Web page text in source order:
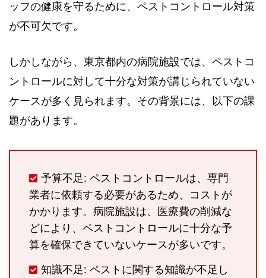
ッフの健康を守るために、ペストコントロール対策
が不可欠です。
しかしながら、東京都内の病院施設では、ペストコ
ントロールに対して十分な対策が講じられていない
ケースが多く見られます。その背景には、以下の課
題があります。
予算不足: ペストコントロールは、専門
業者に依頼する必要があるため、コストが
かかります。病院施設は、医療費の削減な
どにより、ペストコントロールに十分な予
算を確保できていないケースが多いです。
知識不足: ペストに関する知識が不足し